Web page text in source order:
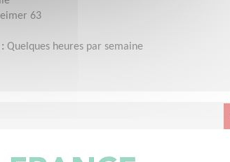
63
Quelques heures par semaine